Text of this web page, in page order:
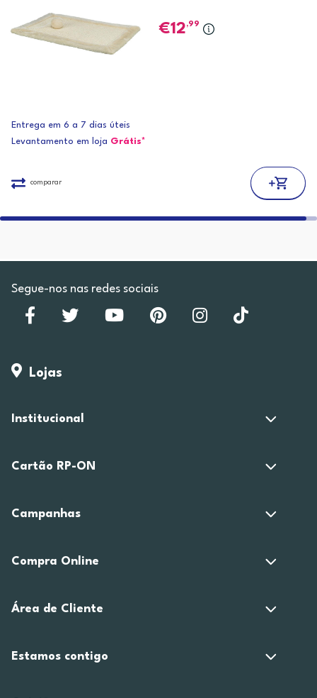
12,99
Entrega em 6 a 7 dias úteis
Levantamento em loja Grátis*
comparar
Segue-nos nas redes sociais
Lojas
Institucional
Cartão RP-ON
Campanhas
Compra Online
Área de Cliente
Estamos contigo